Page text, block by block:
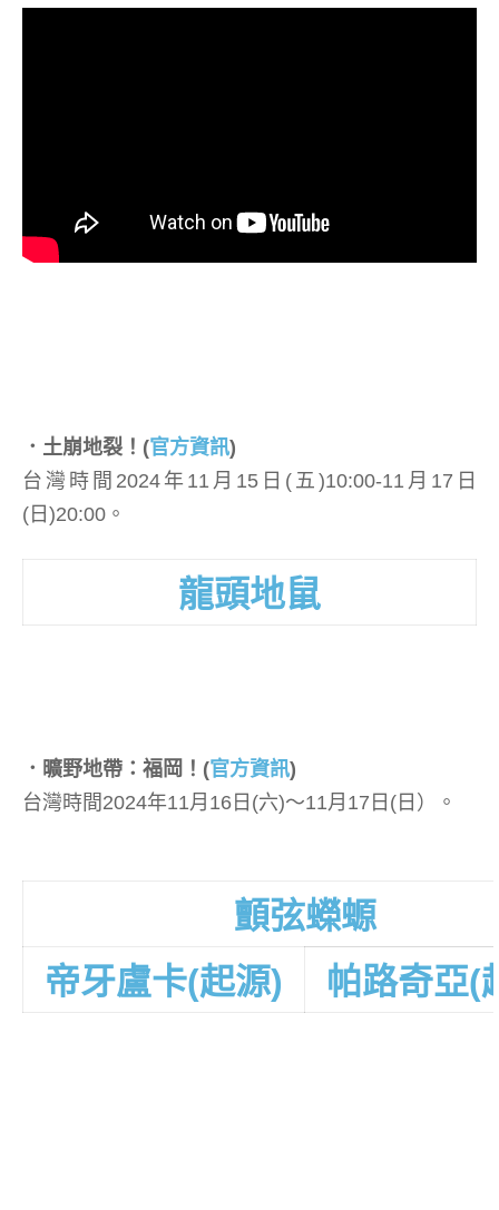
．土崩地裂！ (官方資訊)
台灣時間2024年11月15日(五)10:00-11月17日
(日)20:00。
龍頭地鼠
．曠野地帶：福岡！ (官方資訊)
台灣時間2024年11月16日(六)～11月17日(日）。
顫弦蠑螈
帝牙盧卡(起源)
帕路奇亞(